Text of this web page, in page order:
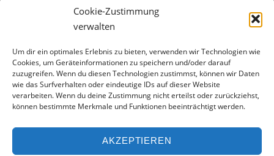
Cookie-Zustimmung
verwalten
Um dir ein optimales Erlebnis zu bieten, verwenden wir Technologien wie
Cookies, um Geräteinformationen zu speichern und/oder darauf
zuzugreifen. Wenn du diesen Technologien zustimmst, können wir Daten
wie das Surfverhalten oder eindeutige IDs auf dieser Website
verarbeiten. Wenn du deine Zustimmung nicht erteilst oder zurückziehst,
können bestimmte Merkmale und Funktionen beeinträchtigt werden.
AKZEPTIEREN
ABOUT THE LANDING THEME…
The Landing theme is a one-page design WordPress theme
that’s focused on getting your audience to follow-through
with your call-to-action. Built to work seamlessly with our
drag & drop Builder plugin, it gives you the ability to
customize the look and feel of your content.